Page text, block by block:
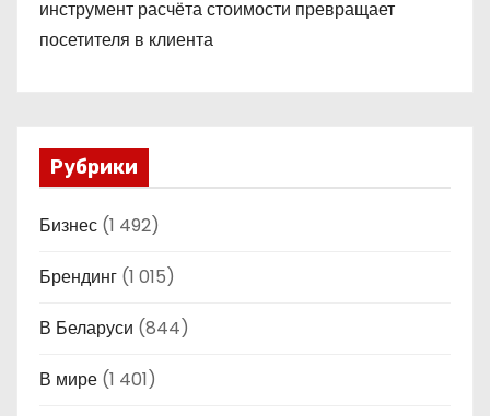
инструмент расчёта стоимости превращает
посетителя в клиента
Рубрики
Бизнес (1 492)
Брендинг (1 015)
В Беларуси (844)
В мире (1 401)